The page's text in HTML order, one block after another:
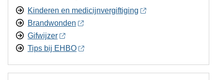
Kinderen en medicijnvergiftiging
Brandwonden
Gifwijzer
Tips bij EHBO